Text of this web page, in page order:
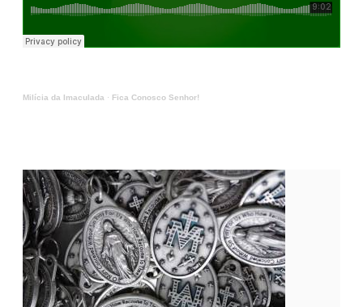
Milícia da Imaculada · Fica Conosco Senhor!